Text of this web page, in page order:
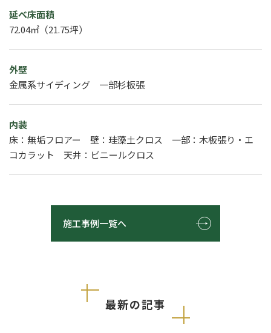
延べ床面積
72.04㎡（21.75坪）
外壁
金属系サイディング 一部杉板張
内装
床：無垢フロアー 壁：珪藻土クロス 一部：木板張り・エ
コカラット 天井：ビニールクロス
施工事例一覧へ
最新の記事